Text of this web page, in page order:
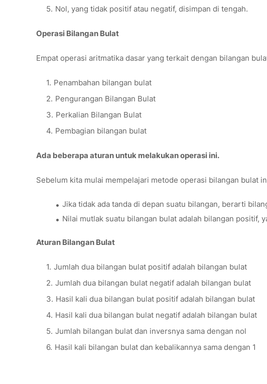
Nol, yang tidak positif atau negatif, disimpan di tengah.
Operasi Bilangan Bulat
Empat operasi aritmatika dasar yang terkait dengan bilangan
Penambahan bilangan bulat
Pengurangan Bilangan Bulat
Perkalian Bilangan Bulat
Pembagian bilangan bulat
Ada beberapa aturan untuk melakukan operasi ini.
Sebelum kita mulai mempelajari metode operasi bilangan bulat
Jika tidak ada tanda di depan suatu bilangan, berarti
Nilai mutlak suatu bilangan bulat adalah bilangan positif,
Aturan Bilangan Bulat
Jumlah dua bilangan bulat positif adalah bilangan bulat
Jumlah dua bilangan bulat negatif adalah bilangan bulat
Hasil kali dua bilangan bulat positif adalah bilangan bulat
Hasil kali dua bilangan bulat negatif adalah bilangan bulat
Jumlah bilangan bulat dan inversnya sama dengan nol
Hasil kali bilangan bulat dan kebalikannya sama dengan 1